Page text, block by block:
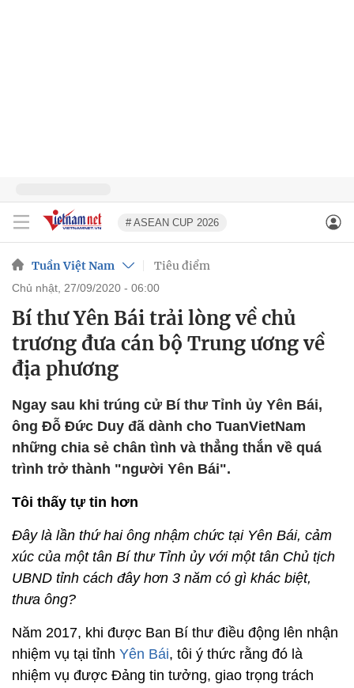
# ASEAN CUP 2026
Tuần Việt Nam Tiêu điểm
chủ nhật, 27/09/2020 - 06:00
Bí thư Yên Bái trải lòng về chủ
trương đưa cán bộ Trung ương về
địa phương
Ngay sau khi trúng cử Bí thư Tỉnh ủy Yên Bái,
ông Đỗ Đức Duy đã dành cho TuanVietNam
những chia sẻ chân tình và thẳng thắn về quá
trình trở thành "người Yên Bái".
Tôi thấy tự tin hơn
Đây là lần thứ hai ông nhậm chức tại Yên Bái, cảm
xúc của một tân Bí thư Tỉnh ủy với một tân Chủ tịch
UBND tỉnh cách đây hơn 3 năm có gì khác biệt,
thưa ông?
Năm 2017, khi được Ban Bí thư điều động lên nhận
nhiệm vụ tại tỉnh Yên Bái, tôi ý thức rằng đó là
nhiệm vụ được Đảng tin tưởng, giao trọng trách